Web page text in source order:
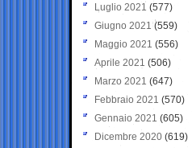
Luglio 2021 (577)
Giugno 2021(559)
Maggio 2021 (556)
Aprile 2021 (506)
Marzo 2021 (647)
Febbraio 2021 (570)
Gennaio 2021 (605)
Dicembre 2020 (619)